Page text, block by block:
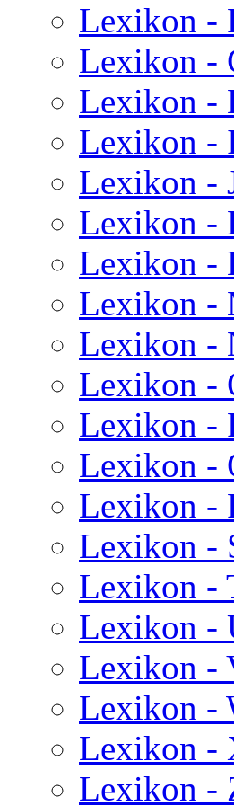
Lexikon -
Lexikon -
Lexikon -
Lexikon -
Lexikon -
Lexikon -
Lexikon -
Lexikon -
Lexikon -
Lexikon -
Lexikon -
Lexikon -
Lexikon -
Lexikon -
Lexikon -
Lexikon -
Lexikon -
Lexikon -
Lexikon -
Lexikon -